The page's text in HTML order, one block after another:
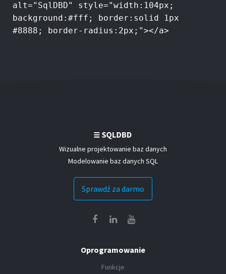
alt="SqlDBD" style="width:104px;
background:#fff; border:solid 1px
#8888; border-radius:2px;"></a>
Wizualne projektowanie baz danych
Modelowanie baz danych SQL
Sprawdź za darmo
Oprogramowanie
Funkcje